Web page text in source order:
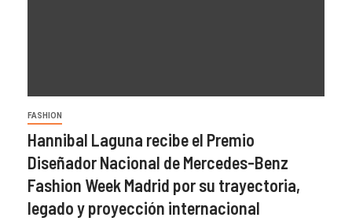
FASHION
Hannibal Laguna recibe el Premio
Diseñador Nacional de Mercedes-Benz
Fashion Week Madrid por su trayectoria,
legado y proyección internacional